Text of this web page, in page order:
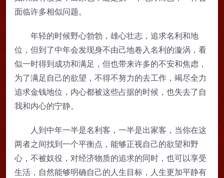
面临许多相似问题。
年轻的时候野心勃勃，雄心壮志，追求名利和地
位，但到了中年会发现身不由己地卷入名利的漩涡，看
似一时得到成功和满足，但也带来许多的不安和焦虑，
为了满足自己的欲望，不得不努力的去工作，竭尽全力
追求金钱地位，内心都被这些占据的时候，也失去了自
我和内心的宁静。
人到中年一半是名利客，一半是出家客，当你在这
两者之间找到一个平衡点，能够正视自己的欲望和野
心，不被奴役，对经济物质的追求的同时，也可以享受
生活，自然能够明确自己的人生目标，人生更加平静有